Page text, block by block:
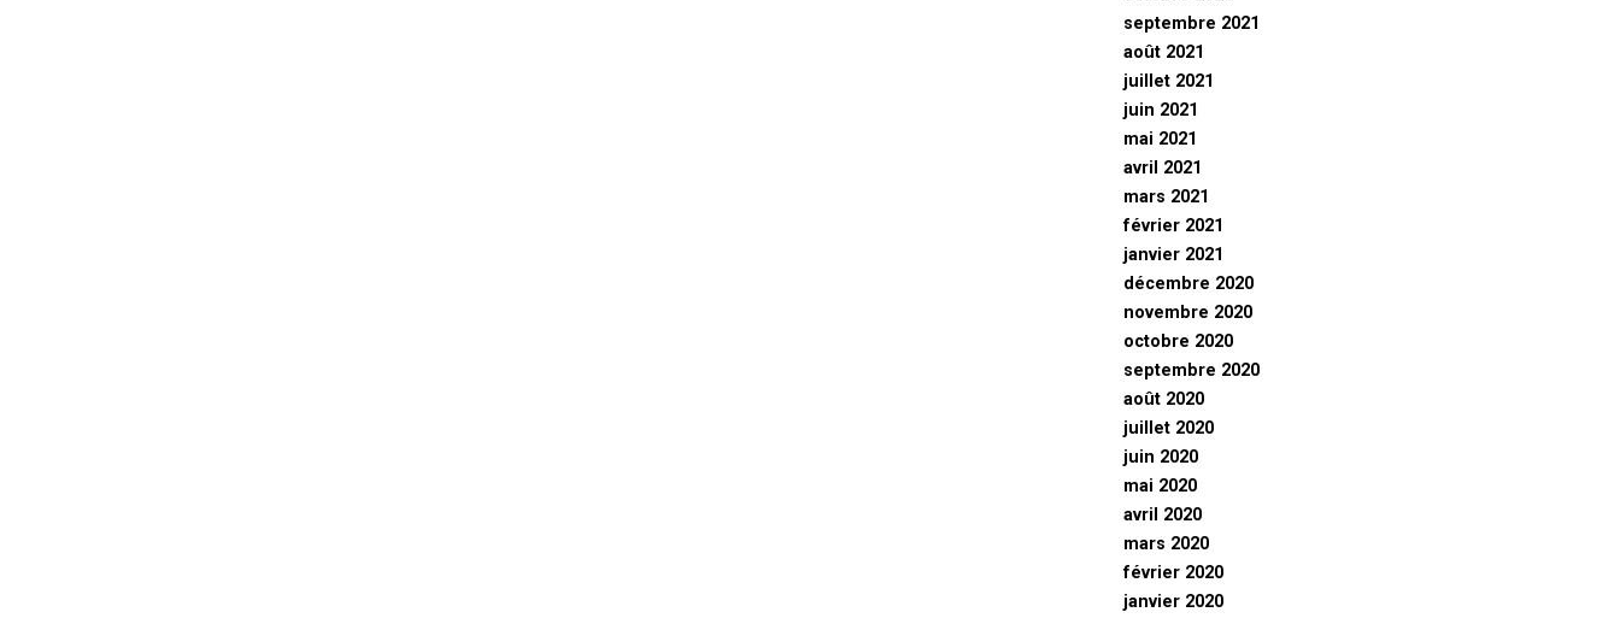
septembre 2021
août 2021
juillet 2021
juin 2021
mai 2021
avril 2021
mars 2021
février 2021
janvier 2021
décembre 2020
novembre 2020
octobre 2020
septembre 2020
août 2020
juillet 2020
juin 2020
mai 2020
avril 2020
mars 2020
février 2020
janvier 2020